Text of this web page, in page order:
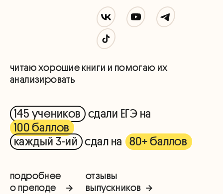
читаю хорошие книги и помогаю их
анализировать
подробнее
о преподе
145 учеников
сдали ЕГЭ на
100 баллов
каждый 3-ий сдал на 80+ баллов
отзывы
выпускников